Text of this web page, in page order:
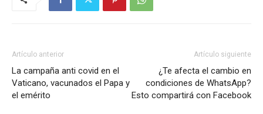
Artículo anterior
La campaña anti covid en el
Vaticano, vacunados el Papa y
el emérito
Artículo siguiente
¿Te afecta el cambio en
condiciones de WhatsApp?
Esto compartirá con Facebook